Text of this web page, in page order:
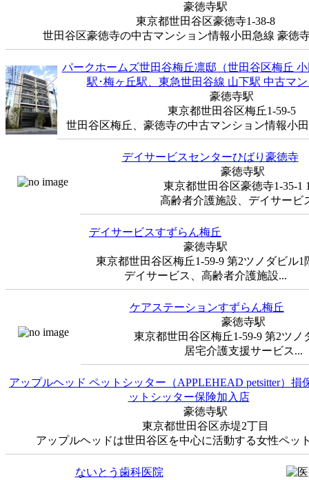
豪徳寺駅
東京都世田谷区豪徳寺1-38-8
世田谷区豪徳寺の中古マンション情報小田急線 豪徳
パークホームズ世田谷梅丘凛邸（世田谷区梅丘
駅･梅ヶ丘駅、東急世田谷線 山下駅 中古マ
豪徳寺駅
東京都世田谷区梅丘1-59-5
世田谷区梅丘、豪徳寺の中古マンション情報小
デイサービスセンターひばり豪徳寺
豪徳寺駅
東京都世田谷区豪徳寺1-35-1
高齢者介護施設、デイサービ
デイサービスすずらん梅丘
豪徳寺駅
東京都世田谷区梅丘1-59-9 第2ツノダビル1
デイサービス、高齢者介護施設...
ケアステーションすずらん梅丘
豪徳寺駅
東京都世田谷区梅丘1-59-9 第2ツノ
居宅介護支援サービス...
アップルヘッド ペットシッター（APPLEHEAD petsitter）損
ットシッター保険加入店
豪徳寺駅
東京都世田谷区赤堤2丁目
アップルヘッドは世田谷区を中心に活動する女性ペッ
ないとう歯科医院